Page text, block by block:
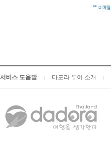
서비스 도움말 다도라 투어 소개